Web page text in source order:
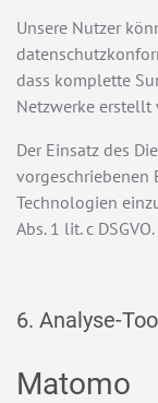
Unsere Nutzer
dass komplette
Netzwerke erstellt
Der Einsatz des
Technologien
Abs. 1 lit. c DSGVO.
6. Analyse-
Matomo